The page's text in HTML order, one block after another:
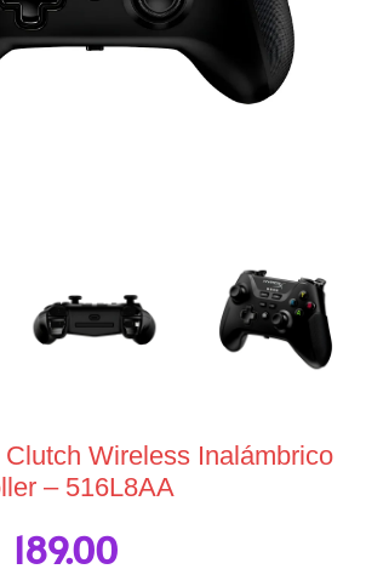
Wireless Inalámbrico
– 516L8AA
189.00